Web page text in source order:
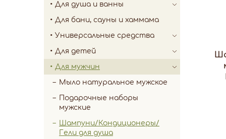
Для душа и ванны
Для бани, сауны и хаммама
Универсальные средства
Для детей
Для мужчин
Мыло натуральное мужское
Подарочные наборы
мужские
Шампуни/Кондиционеры/
Гели для душа